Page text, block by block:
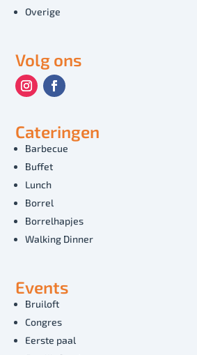
Overige
Volg ons
Cateringen
Barbecue
Buffet
Lunch
Borrel
Borrelhapjes
Walking Dinner
Events
Bruiloft
Congres
Eerste paal